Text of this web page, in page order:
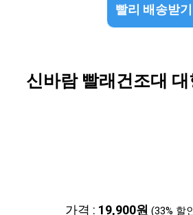
빨리 배송받기
신바람 빨래건조대
가격 : 19,900원 (33% 할